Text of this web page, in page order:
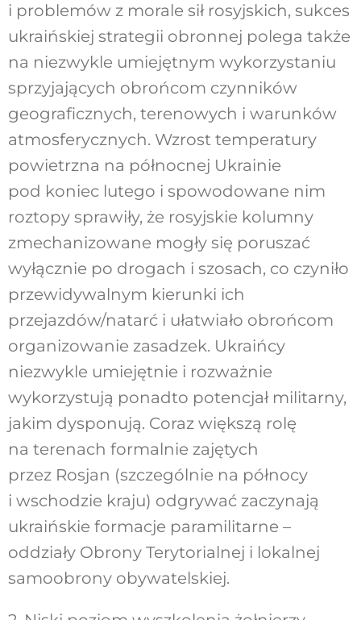
i problemów z morale sił rosyjskich, sukces
ukraińskiej strategii obronnej polega także
na niezwykle umiejętnym wykorzystaniu
sprzyjających obrońcom czynników
geograficznych, terenowych i warunków
atmosferycznych. Wzrost temperatury
powietrzna na północnej Ukrainie
pod koniec lutego i spowodowane nim
roztopy sprawiły, że rosyjskie kolumny
zmechanizowane mogły się poruszać
wyłącznie po drogach i szosach, co czyniło
przewidywalnym kierunki ich
przejazdów/natarć i ułatwiało obrońcom
organizowanie zasadzek. Ukraińcy
niezwykle umiejętnie i rozważnie
wykorzystują ponadto potencjał militarny,
jakim dysponują. Coraz większą rolę
na terenach formalnie zajętych
przez Rosjan (szczególnie na północy
i wschodzie kraju) odgrywać zaczynają
ukraińskie formacje paramilitarne –
oddziały Obrony Terytorialnej i lokalnej
samoobrony obywatelskiej.